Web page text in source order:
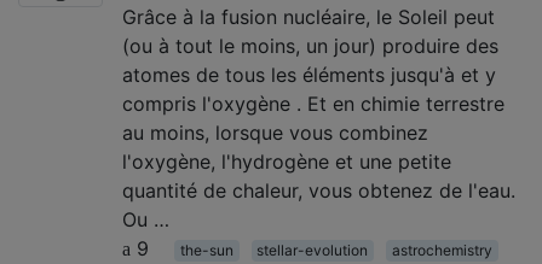
Grâce à la fusion nucléaire, le Soleil peut
(ou à tout le moins, un jour) produire des
atomes de tous les éléments jusqu'à et y
compris l'oxygène . Et en chimie terrestre
au moins, lorsque vous combinez
l'oxygène, l'hydrogène et une petite
quantité de chaleur, vous obtenez de l'eau.
Ou …
9
the-sun stellar-evolution
astrochemistry